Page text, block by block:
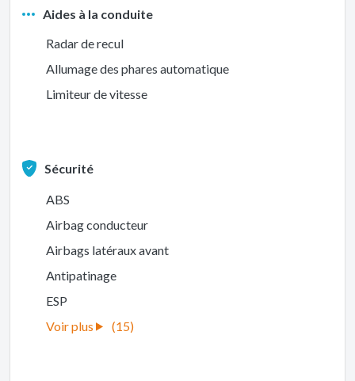
Aides à la conduite
Radar de recul
Allumage des phares automatique
Limiteur de vitesse
Sécurité
ABS
Airbag conducteur
Airbags latéraux avant
Antipatinage
ESP
(15)